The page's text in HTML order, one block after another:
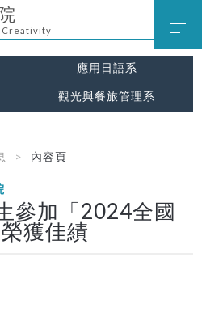
Creativity
應用日語系
觀光與餐旅管理系
內容頁
參加「2024全國
獲佳績